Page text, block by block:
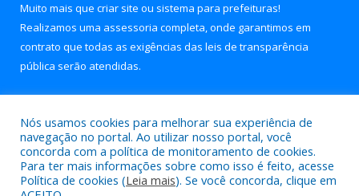
Muito mais que criar site ou sistema para prefeituras!
Realizamos uma assessoria completa, onde garantimos em
contrato que todas as exigências das leis de transparência
pública serão atendidas.
Todos os direitos reservados a Prefeitura Municipal de Soure.
Nós usamos cookies para melhorar sua experiência de
navegação no portal. Ao utilizar nosso portal, você
concorda com a política de monitoramento de cookies.
Para ter mais informações sobre como isso é feito, acesse
Política de cookies (Leia mais). Se você concorda, clique em